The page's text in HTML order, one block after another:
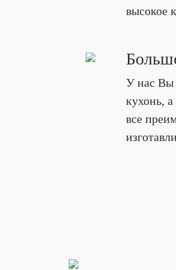
высокое
У нас Вы
кухонь,
все